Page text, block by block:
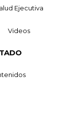
Ejecutiva
Videos